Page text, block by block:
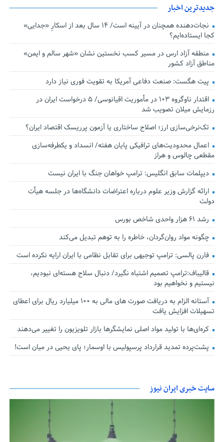
جدیدترین اخبار
نجات‌دهنده‌ همچنان در آیینه است/ ۱۴ سال بعد از اسکارِ «جدایی»
کجا ایستاده‌ایم؟
منطقه آزاد ارس در مسیر کسب نخستین نشان «شهر سالم و ایمن»
مناطق آزاد کشور
پیت هگست: صنعت دفاعی آمریکا به تقویت فوری نیاز دارد
اقتدار ناوگروه ۱۰۳ در مأموریت‌ اقیانوسی/ ۵ درخواست ایران در
رزمایش میلان تصویب شد
تک‌نرخی‌سازی ارز؛ اصلاح ساختاری یا آزمون پرریسک اقتصاد ایران؟
اعمال محدودیت‌های ترافیکی پایان هفته/ انسداد و یکطرفه‌سازی
مقطعی چالوس و هراز
دیپلمات سابق انگلیس:‌ ترامپ خواهان جنگ با ایران نیست
ارائه گزارش وزیر علوم درباره اعتراضات دانشگاه‌ها در جلسه هیأت
دولت
رشد ۶۱ هزار واحدی شاخص بورس
چگونه مواد روان‌گردان، خاطره را به توهم تبدیل می‌کند
فارن پالسی: ترامپ توجیهی برای تقابل نظامی با ایران ارایه نکرده است
قالیباف:ترامپ تصمیم اشتباه نگیرد/ دنبال سلاح هسته‌ای نبودیم،
نیستیم و نخواهیم بود
آستانه الزام به دریافت صورت های مالی به ۱۰۰ میلیارد ریال برای اعطای
تسهیلات افزایش یافت
کره‌ای‌ها با تولید مواد اصلی نمایشگرها بازار تلویزیون را تغییر می‌دهند
پشت‌پرده تمدید قرارداد پرسپولیس با اوسمار؛ پای یحیی در میان است!
سایت خبری ایران نیوز